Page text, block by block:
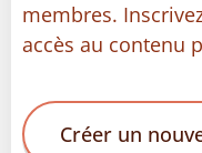
membres.
accès au contenu
Créer un